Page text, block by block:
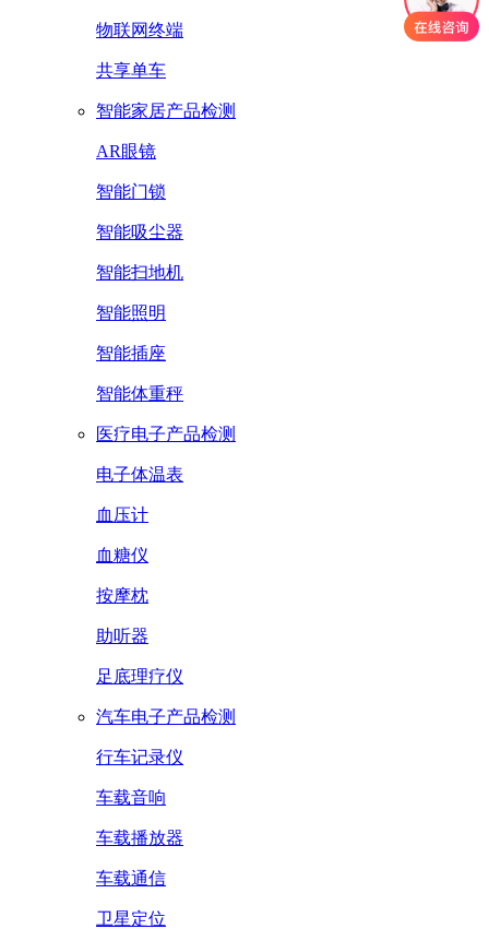
物联网终端
共享单车
智能家居产品检测
AR眼镜
智能门锁
智能吸尘器
智能扫地机
智能照明
智能插座
智能体重秤
医疗电子产品检测
电子体温表
血压计
血糖仪
按摩枕
助听器
足底理疗仪
汽车电子产品检测
行车记录仪
车载音响
车载播放器
车载通信
卫星定位